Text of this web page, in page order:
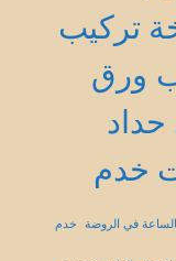
تركيب
ورق
حداد
خدم
في الروضة خدم